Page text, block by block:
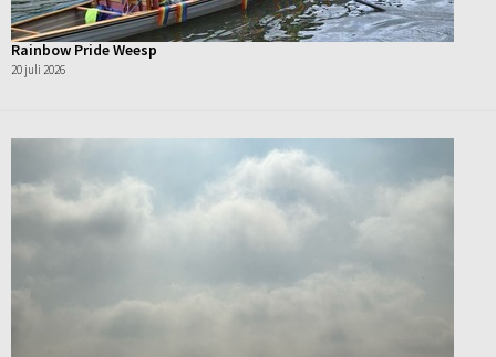
Rainbow Pride Weesp
20 juli 2026